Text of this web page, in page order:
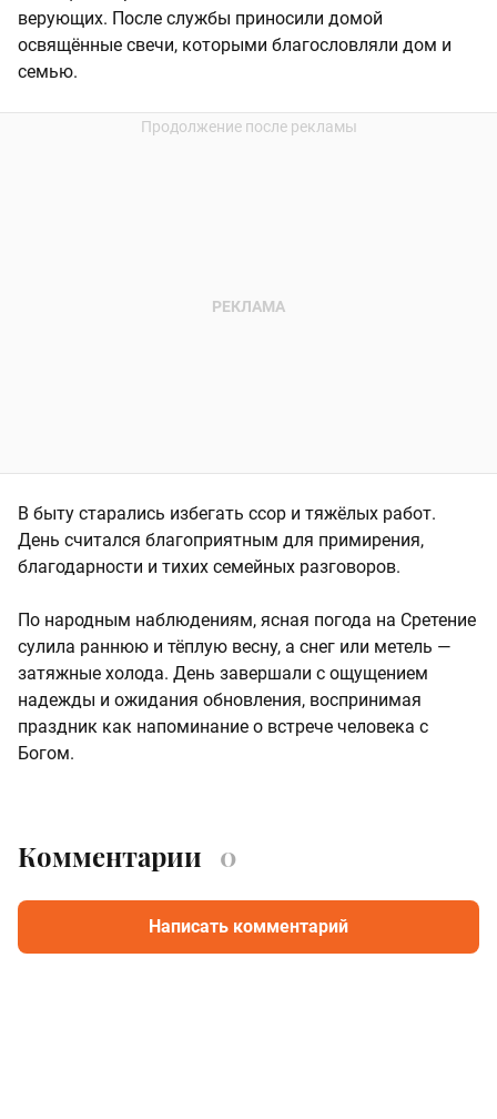
верующих. После службы приносили домой
освящённые свечи, которыми благословляли дом и
семью.
В быту старались избегать ссор и тяжёлых работ.
День считался благоприятным для примирения,
благодарности и тихих семейных разговоров.
По народным наблюдениям, ясная погода на Сретение
сулила раннюю и тёплую весну, а снег или метель —
затяжные холода. День завершали с ощущением
надежды и ожидания обновления, воспринимая
праздник как напоминание о встрече человека с
Богом.
Комментарии 0
Написать комментарий